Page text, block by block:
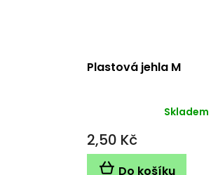
Plastová jehla M
produktu
je
5,0
Skladem
2,50 Kč
Do košíku